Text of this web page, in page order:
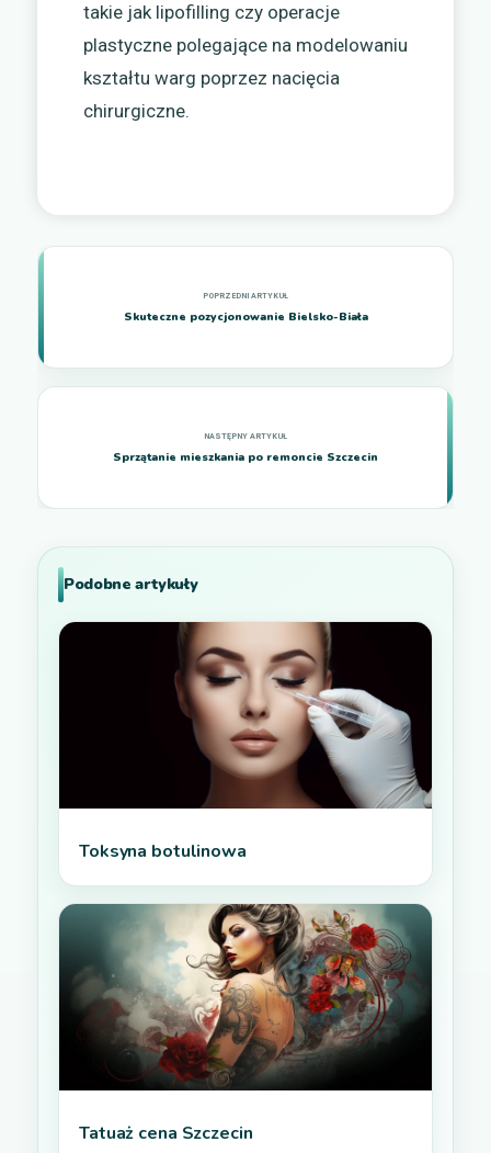
takie jak lipofilling czy operacje
plastyczne polegające na modelowaniu
kształtu warg poprzez nacięcia
chirurgiczne.
Skuteczne pozycjonowanie Bielsko-Biała
Sprzątanie mieszkania po remoncie Szczecin
Podobne artykuły
Toksyna botulinowa
Tatuaż cena Szczecin